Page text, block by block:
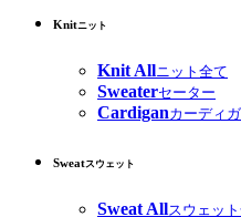
Knitニット
Knit Allニット全て
Sweaterセーター
Cardiganカーディ
Sweatスウェット
Sweat Allスウェッ